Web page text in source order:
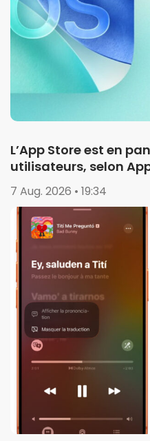
L’App Store est en
utilisateurs, selon
7 Aug. 2026 • 19:34